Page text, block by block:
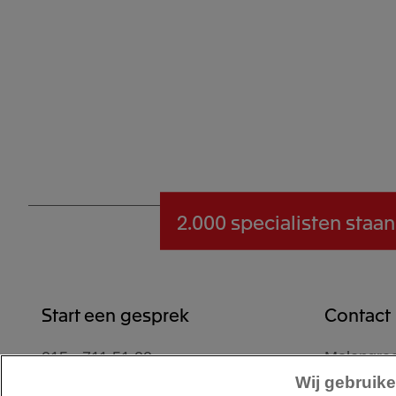
2.000 specialisten
Start een gesprek
015 - 711 51 00
Contact
2629 JD
Wij